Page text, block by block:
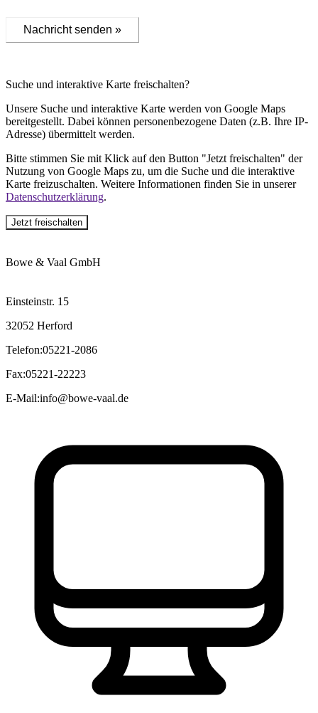
Nachricht senden »
Suche und interaktive Karte freischalten?
Unsere Suche und interaktive Karte werden von Google Maps
bereitgestellt. Dabei können personenbezogene Daten (z.B. Ihre IP-
Adresse) übermittelt werden.
Bitte stimmen Sie mit Klick auf den Button "Jetzt freischalten" der
Nutzung von Google Maps zu, um die Suche und die interaktive
Karte freizuschalten. Weitere Informationen finden Sie in unserer
Datenschutzerklärung.
Jetzt freischalten
Bowe & Vaal GmbH
Einsteinstr. 15
32052 Herford
Telefon:05221-2086
Fax:05221-22223
E-Mail:info@bowe-vaal.de